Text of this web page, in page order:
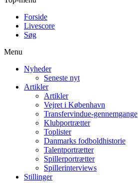
Forside
Livescore
Søg
Menu
Nyheder
Seneste nyt
Artikler
Artikler
Vejret i København
Transfervindue-gennemgange
Klubportrætter
Toplister
Danmarks fodboldhistorie
Talentportrætter
Spillerportrætter
Spillerinterviews
Stillinger